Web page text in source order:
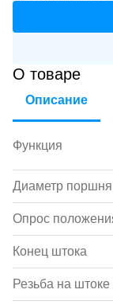
О товаре
Описание
Функция
Диаметр
Опрос
Конец штока
Резьба на штоке